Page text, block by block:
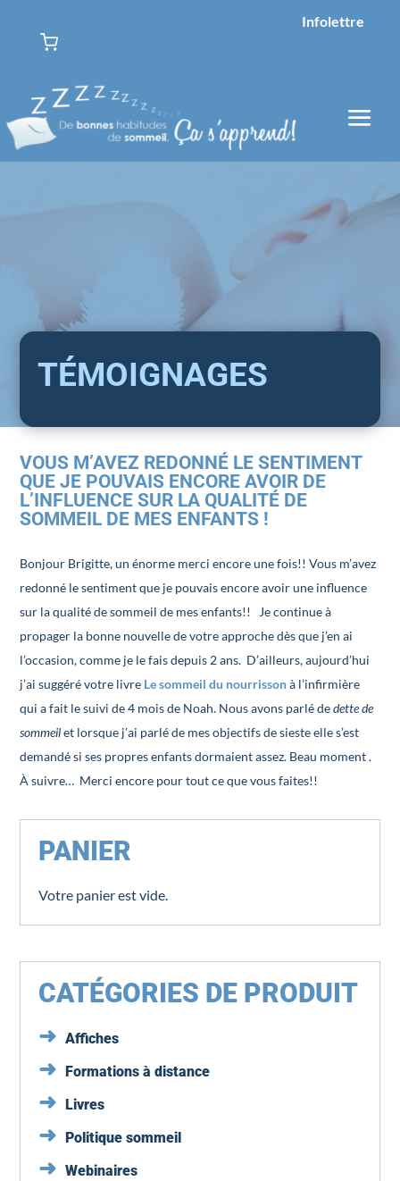
Infolettre
TÉMOIGNAGES
VOUS M’AVEZ REDONNÉ LE SENTIMENT
QUE JE POUVAIS ENCORE AVOIR DE
L’INFLUENCE SUR LA QUALITÉ DE
SOMMEIL DE MES ENFANTS !
Bonjour Brigitte, un énorme merci encore une fois!! Vous m’avez
redonné le sentiment que je pouvais encore avoir une influence
sur la qualité de sommeil de mes enfants!! Je continue à
propager la bonne nouvelle de votre approche dès que j’en ai
l’occasion, comme je le fais depuis 2 ans. D’ailleurs, aujourd’hui
j’ai suggéré votre livre Le sommeil du nourrissonà l’infirmière
qui a fait le suivi de 4 mois de Noah. Nous avons parlé dedette de
sommeilet lorsque j’ai parlé de mes objectifs de sieste elle s’est
demandé si ses propres enfants dormaient assez. Beau moment .
À suivre… Merci encore pour tout ce que vous faites!!
PANIER
Votre panier est vide.
CATÉGORIES DE PRODUIT
Affiches
Formations à distance
Livres
Politique sommeil
Webinaires